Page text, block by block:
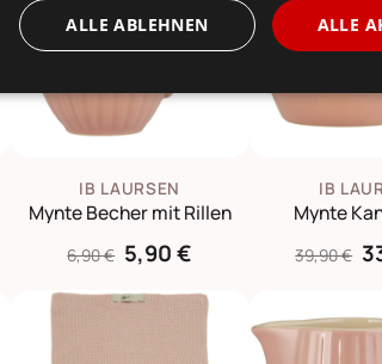
IB LAURSEN
Mynte Becher mit Rillen
6,90 € 5,90 €
IB
Mynte
39,90 €
ALLE
ALLE ABLEHNEN